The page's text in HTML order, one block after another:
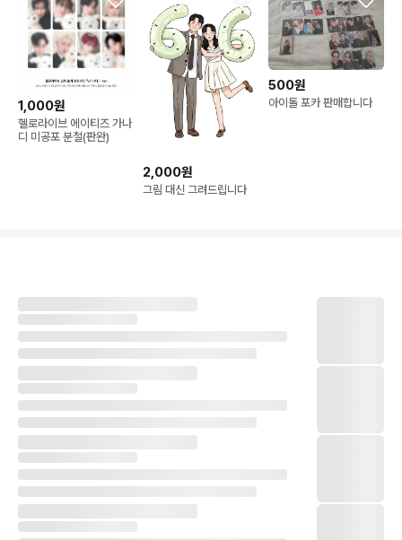
1,000원
헬로라이브 에이티즈 가나
디 미공포 분철(판완)
2,000원
그림 대신 그려드립니다
500원
아이돌 포카 판매합니다